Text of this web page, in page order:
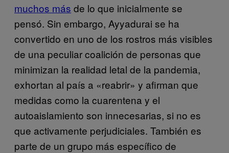
muchos más de lo que inicialmente se
pensó. Sin embargo, Ayyadurai se ha
convertido en uno de los rostros más visibles
de una peculiar coalición de personas que
minimizan la realidad letal de la pandemia,
exhortan al país a «reabrir» y afirman que
medidas como la cuarentena y el
autoaislamiento son innecesarias, si no es
que activamente perjudiciales. También es
parte de un grupo más específico de